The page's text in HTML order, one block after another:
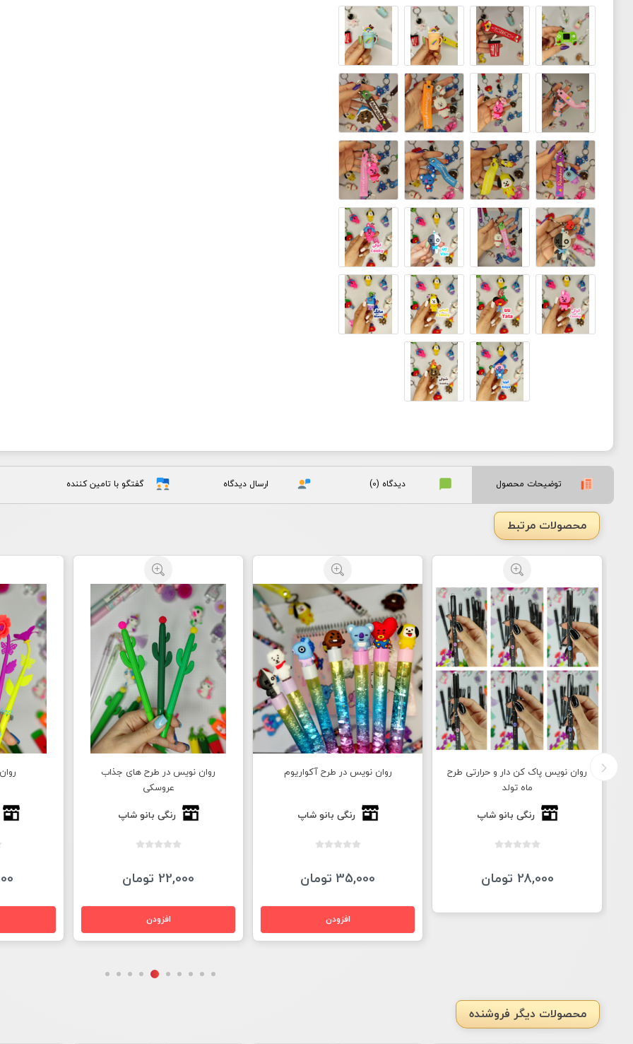
توضیحات محصول دیدگاه (0) ارسال دیدگاه گفتگو با تامین کننده
محصولات مرتبط
روان نویس در طرح آکواریوم
رنگی بانو شاپ
35,000 تومان
روان نویس در طرح های جذاب
رنگی بانو شاپ
22,000 تومان
روان نویس طرح گل
رنگی بانو شاپ
18,000 تومان
دفتر
محصولات دیگر فروشنده